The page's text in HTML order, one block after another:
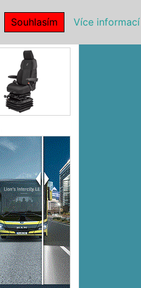
Souhlasím Více informací